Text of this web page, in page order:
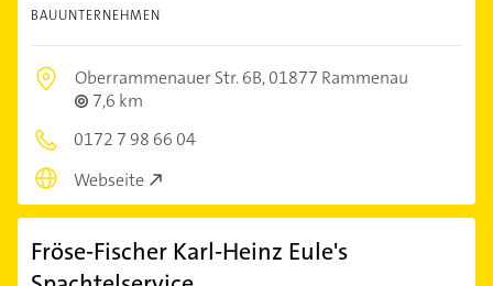
BAUUNTERNEHMEN
Oberrammenauer Str. 6B,01877 Rammenau
7,6 km
0172 7 98 66 04
Webseite
Fröse-Fischer Karl-Heinz Eule's